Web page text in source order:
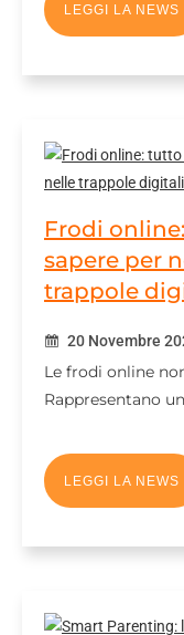
LEGGI LA NEWS
Frodi
sapere per
trappole
20 Novembre
Le frodi online
Rappresentano
LEGGI LA NEWS